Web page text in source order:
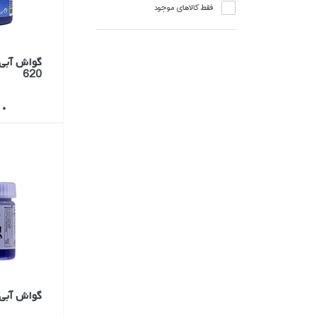
جنس/آلياژ تركيبي برنج
جنس/بتن و چوب
فقط كالاهاي موجود
گواش
620
گواش آبي